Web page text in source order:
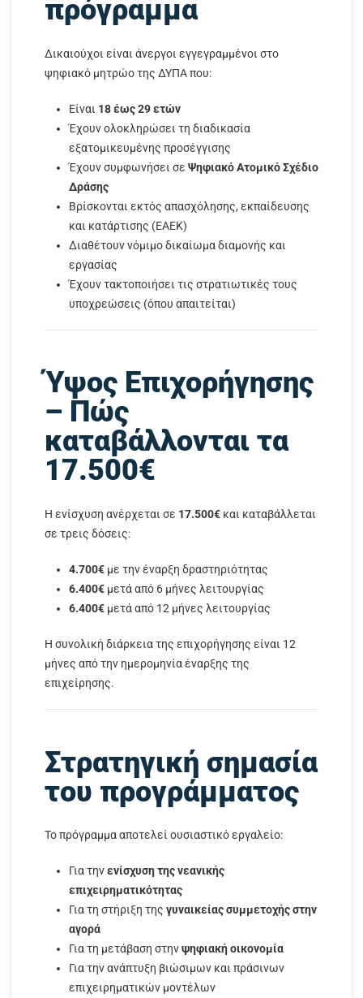
πρόγραμμα
Δικαιούχοι είναι άνεργοι εγγεγραμμένοι στο
ψηφιακό μητρώο της ΔΥΠΑ που:
Είναι 18 έως 29 ετών
Έχουν ολοκληρώσει τη διαδικασία
εξατομικευμένης προσέγγισης
Έχουν συμφωνήσει σε Ψηφιακό Ατομικό Σχέδιο
Δράσης
Βρίσκονται εκτός απασχόλησης, εκπαίδευσης
και κατάρτισης (ΕΑΕΚ)
Διαθέτουν νόμιμο δικαίωμα διαμονής και
εργασίας
Έχουν τακτοποιήσει τις στρατιωτικές τους
υποχρεώσεις (όπου απαιτείται)
Ύψος Επιχορήγησης
– Πώς
καταβάλλονται τα
17.500€
Η ενίσχυση ανέρχεται σε 17.500€ και καταβάλλεται
σε τρεις δόσεις:
4.700€ με την έναρξη δραστηριότητας
6.400€ μετά από 6 μήνες λειτουργίας
6.400€ μετά από 12 μήνες λειτουργίας
Η συνολική διάρκεια της επιχορήγησης είναι 12
μήνες από την ημερομηνία έναρξης της
επιχείρησης.
Στρατηγική σημασία
του προγράμματος
Το πρόγραμμα αποτελεί ουσιαστικό εργαλείο:
Για τηνενίσχυση της νεανικής
επιχειρηματικότητας
Για τη στήριξη της γυναικείας συμμετοχής στην
αγορά
Για τη μετάβαση στηνψηφιακή οικονομία
Για την ανάπτυξη βιώσιμων και πράσινων
επιχειρηματικών μοντέλων